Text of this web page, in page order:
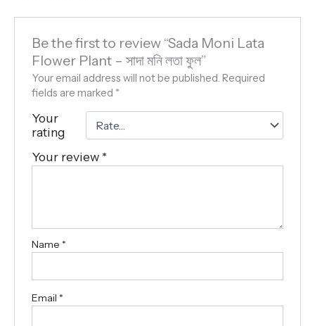
Be the first to review “Sada Moni Lata
Flower Plant – সাদা মনি লতা ফুল”
Your email address will not be published. Required
fields are marked *
Your
rating
Your review *
Name *
Email *